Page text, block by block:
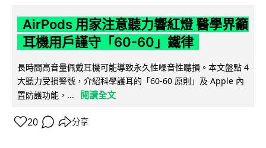
AirPods 用家注意聽力響紅燈 醫學界籲
耳機用戶謹守「60-60」鐵律
長時間高音量佩戴耳機可能導致永久性噪音性聽損。本文盤點 4
大聽力受損警號，介紹科學護耳的「60-60 原則」及 Apple 內
置防護功能，...
閱讀全文
20 分享